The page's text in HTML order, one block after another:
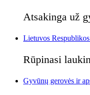
Atsakinga už
Lietuvos
Rūpinasi
Gyvūnų gerovės ir